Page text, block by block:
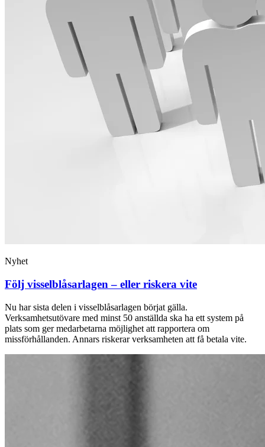
Nyhet
Följ visselblåsarlagen – eller riskera vite
Nu har sista delen i visselblåsarlagen börjat gälla.
Verksamhetsutövare med minst 50 anställda ska ha ett system på
plats som ger medarbetarna möjlighet att rapportera om
missförhållanden. Annars riskerar verksamheten att få betala vite.